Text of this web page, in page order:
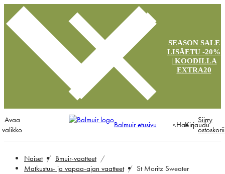
SEASON SALE
LISÄETU -20%
| KOODILLA
EXTRA20
Avaa
valikko
Balmuir etusivu HaeKirjaudu
Siirry
Naiset
Bmuir-vaatteet
Matkustus- ja vapaa-ajan vaatteet
St Moritz Sweater